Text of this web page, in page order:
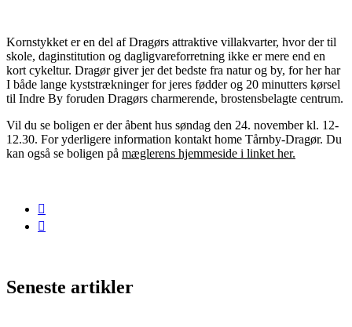
Kornstykket er en del af Dragørs attraktive villakvarter, hvor der til
skole, daginstitution og dagligvareforretning ikke er mere end en
kort cykeltur. Dragør giver jer det bedste fra natur og by, for her har
I både lange kyststrækninger for jeres fødder og 20 minutters kørsel
til Indre By foruden Dragørs charmerende, brostensbelagte centrum.
Vil du se boligen er der åbent hus søndag den 24. november kl. 12-
12.30. For yderligere information kontakt home Tårnby-Dragør. Du
kan også se boligen på mæglerens hjemmeside i linket her.
Seneste artikler